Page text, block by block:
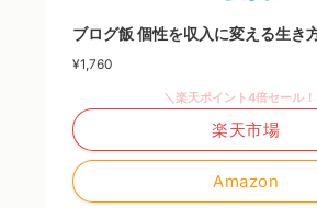
ブログ飯 個性を収入に変える生き
¥1,760
Amazon
＼楽天ポイント4倍セール
楽天市場